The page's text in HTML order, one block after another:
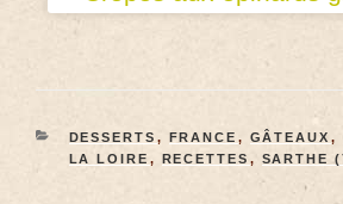
DESSERTS , FRANCE , GÂTEAUX ,
LA LOIRE , RECETTES , SARTHE